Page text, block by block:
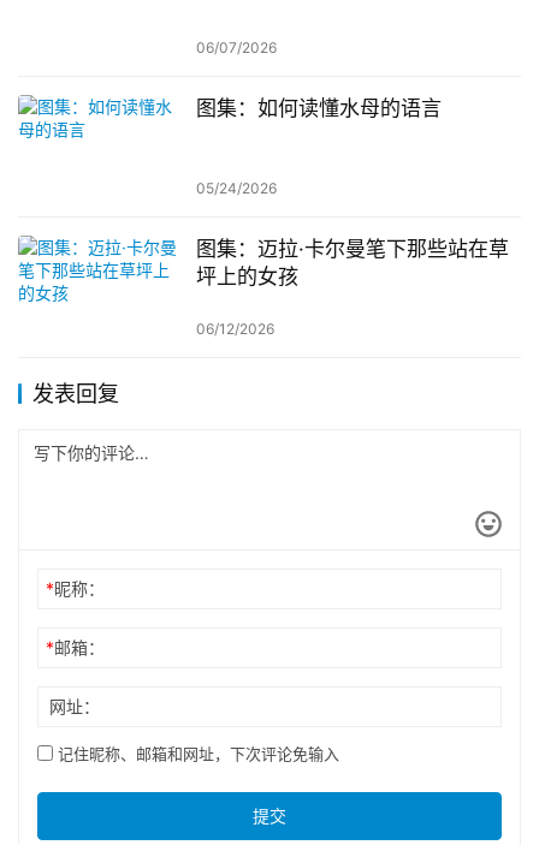
06/07/2026
图集：如何读懂水母的语言
05/24/2026
图集：迈拉·卡尔曼笔下那些站在草
坪上的女孩
06/12/2026
发表回复
*昵称：
*邮箱：
网址：
记住昵称、邮箱和网址，下次评论免输入
提交